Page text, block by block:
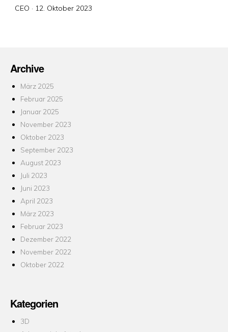
CEO · Veröffentlicht
12. Oktober 2023
Archive
März 2025
Februar 2025
Januar 2025
November 2023
Oktober 2023
September 2023
August 2023
Juli 2023
Juni 2023
April 2023
März 2023
Februar 2023
Dezember 2022
November 2022
Oktober 2022
Kategorien
3D